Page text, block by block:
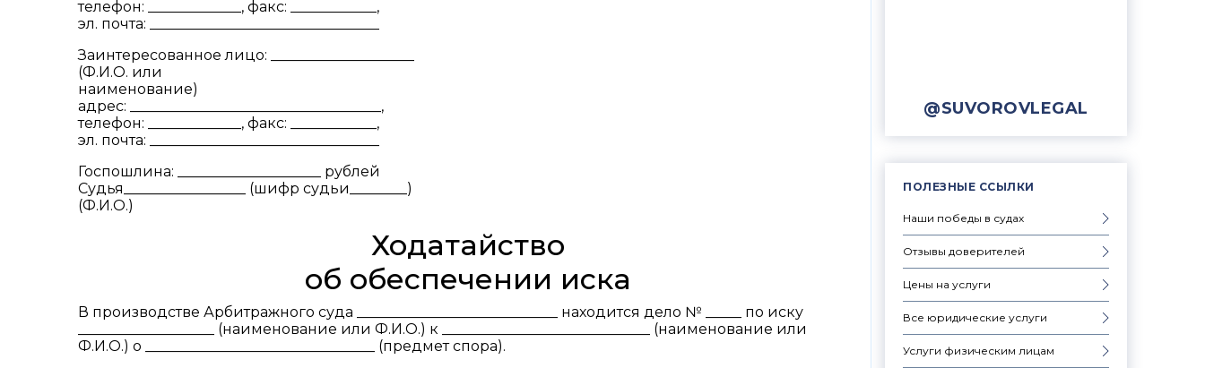
@SUVOROVLEGAL
ПОЛЕЗНЫЕ ССЫЛКИ
Наши победы в судах
Отзывы доверителей
Цены на услуги
Все юридические услуги
Услуги физическим лицам
телефон: _____________, факс: ____________,
эл. почта: ________________________________
Заинтересованное лицо: ____________________
(Ф.И.О. или
наименование)
адрес: ___________________________________,
телефон: _____________, факс: ____________,
эл. почта: ________________________________
Госпошлина: ____________________ рублей
Судья_________________ (шифр судьи________)
(Ф.И.О.)
Ходатайство
об обеспечении иска
В производстве Арбитражного суда ____________________________ находится дело № _____ по иску
___________________ (наименование или Ф.И.О.) к _____________________________ (наименование или
Ф.И.О.) о ________________________________ (предмет спора).